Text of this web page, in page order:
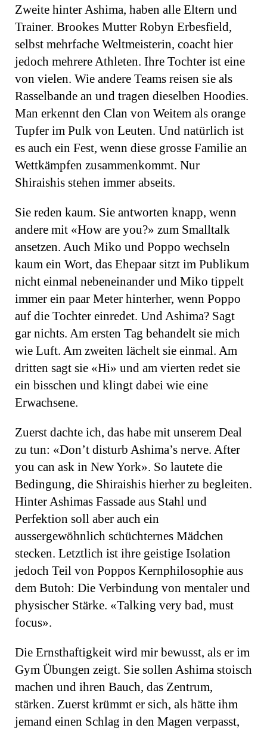
Zweite hinter Ashima, haben alle Eltern und
Trainer. Brookes Mutter Robyn Erbesfield,
selbst mehrfache Weltmeisterin, coacht hier
jedoch mehrere Athleten. Ihre Tochter ist eine
von vielen. Wie andere Teams reisen sie als
Rasselbande an und tragen dieselben Hoodies.
Man erkennt den Clan von Weitem als orange
Tupfer im Pulk von Leuten. Und natürlich ist
es auch ein Fest, wenn diese grosse Familie an
Wettkämpfen zusammenkommt. Nur
Shiraishis stehen immer abseits.
Sie reden kaum. Sie antworten knapp, wenn
andere mit «How are you?» zum Smalltalk
ansetzen. Auch Miko und Poppo wechseln
kaum ein Wort, das Ehepaar sitzt im Publikum
nicht einmal nebeneinander und Miko tippelt
immer ein paar Meter hinterher, wenn Poppo
auf die Tochter einredet. Und Ashima? Sagt
gar nichts. Am ersten Tag behandelt sie mich
wie Luft. Am zweiten lächelt sie einmal. Am
dritten sagt sie «Hi» und am vierten redet sie
ein bisschen und klingt dabei wie eine
Erwachsene.
Zuerst dachte ich, das habe mit unserem Deal
zu tun: «Don’t disturb Ashima’s nerve. After
you can ask in New York». So lautete die
Bedingung, die Shiraishis hierher zu begleiten.
Hinter Ashimas Fassade aus Stahl und
Perfektion soll aber auch ein
aussergewöhnlich schüchternes Mädchen
stecken. Letztlich ist ihre geistige Isolation
jedoch Teil von Poppos Kernphilosophie aus
dem Butoh: Die Verbindung von mentaler und
physischer Stärke. «Talking very bad, must
focus».
Die Ernsthaftigkeit wird mir bewusst, als er im
Gym Übungen zeigt. Sie sollen Ashima stoisch
machen und ihren Bauch, das Zentrum,
stärken. Zuerst krümmt er sich, als hätte ihm
jemand einen Schlag in den Magen verpasst,